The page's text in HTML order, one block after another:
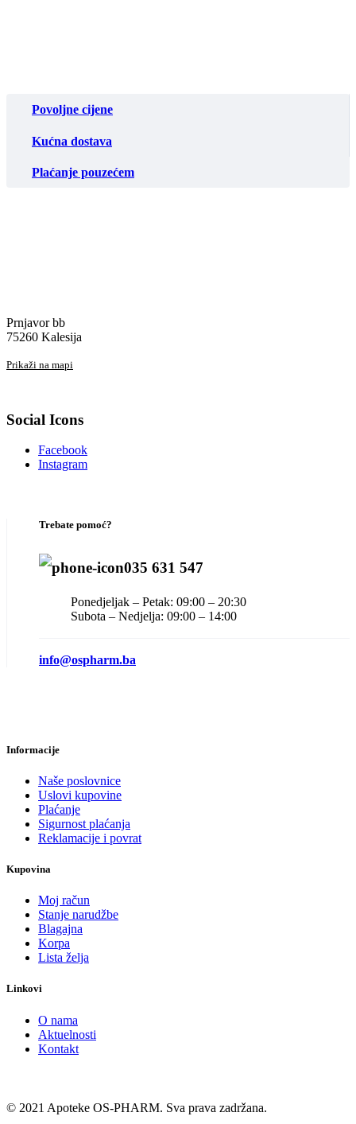
Povoljne cijene
Kućna dostava
Plaćanje pouzećem
Prnjavor bb
75260 Kalesija
Prikaži na mapi
Social Icons
Facebook
Instagram
Trebate pomoć?
035 631 547
Ponedjeljak – Petak: 09:00 – 20:30
Subota – Nedjelja: 09:00 – 14:00
info@ospharm.ba
Informacije
Naše poslovnice
Uslovi kupovine
Plaćanje
Sigurnost plaćanja
Reklamacije i povrat
Kupovina
Moj račun
Stanje narudžbe
Blagajna
Korpa
Lista želja
Linkovi
O nama
Aktuelnosti
Kontakt
© 2021 Apoteke OS-PHARM. Sva prava zadržana.